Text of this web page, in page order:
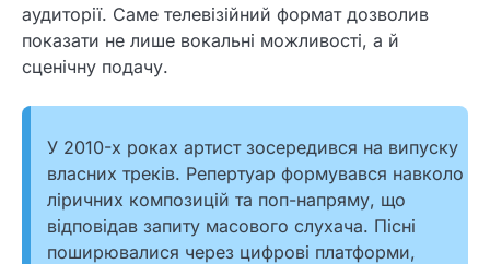
аудиторії. Саме телевізійний формат дозволив
показати не лише вокальні можливості, а й
сценічну подачу.
У 2010-х роках артист зосередився на випуску
власних треків. Репертуар формувався навколо
ліричних композицій та поп-напряму, що
відповідав запиту масового слухача. Пісні
поширювалися через цифрові платформи,